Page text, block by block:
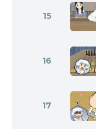
15
16
17